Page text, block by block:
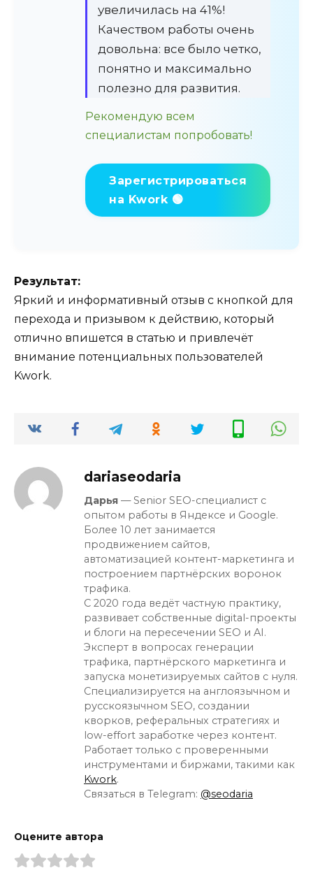
увеличилась на 41%!
Качеством работы очень
довольна: все было четко,
понятно и максимально
полезно для развития.
Рекомендую всем
специалистам попробовать!
Зарегистрироваться
на Kwork 🟢
Результат:
Яркий и информативный отзыв с кнопкой для
перехода и призывом к действию, который
отлично впишется в статью и привлечёт
внимание потенциальных пользователей
Kwork.
dariaseodaria
Дарья — Senior SEO-специалист с
опытом работы в Яндексе и Google.
Более 10 лет занимается
продвижением сайтов,
автоматизацией контент-маркетинга и
построением партнёрских воронок
трафика.
С 2020 года ведёт частную практику,
развивает собственные digital-проекты
и блоги на пересечении SEO и AI.
Эксперт в вопросах генерации
трафика, партнёрского маркетинга и
запуска монетизируемых сайтов с нуля.
Специализируется на англоязычном и
русскоязычном SEO, создании
кворков, реферальных стратегиях и
low-effort заработке через контент.
Работает только с проверенными
инструментами и биржами, такими как
Kwork.
Связаться в Telegram: @seodaria
Оцените автора